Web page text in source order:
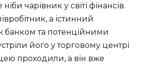
чарівник у світі фінансів.
а істинний
банком та потенційними
його у торговому центрі
проходили, а він вже